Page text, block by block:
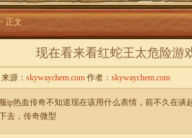
正文
现在看来看红蛇王太危险游
来源： skywaychem.com 作者： skywaychem.com
ip热血传奇不知道现在该用什么表情，前不久在谈
去，传奇微型